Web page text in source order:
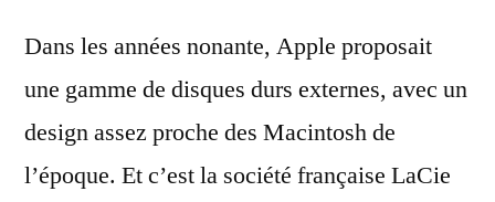
fabriquait
disques
durs
pour
Dans les années nonante, Apple proposait
une gamme de disques durs externes, avec un
design assez proche des Macintosh de
l’époque. Et c’est la société française LaCie